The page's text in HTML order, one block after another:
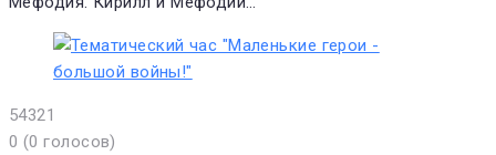
54321
0 (0 голосов)